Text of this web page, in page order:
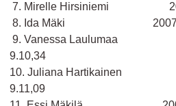
7. Mirelle Hirsiniemi
8. Ida Mäki 2007
9. Vanessa
9.10,34
10. Juliana Hartikainen
9.11,09